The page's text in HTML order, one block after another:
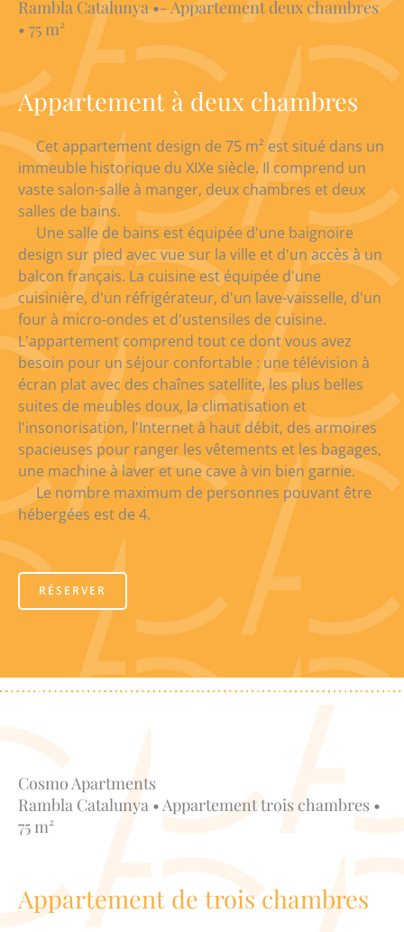
Rambla Catalunya •- Appartement deux chambres
• 75 m²
Appartement à deux chambres
Cet appartement design de 75 m² est situé dans un
immeuble historique du XIXe siècle. Il comprend un
vaste salon-salle à manger, deux chambres et deux
salles de bains.
Une salle de bains est équipée d'une baignoire
design sur pied avec vue sur la ville et d'un accès à un
balcon français. La cuisine est équipée d'une
cuisinière, d'un réfrigérateur, d'un lave-vaisselle, d'un
four à micro-ondes et d'ustensiles de cuisine.
L'appartement comprend tout ce dont vous avez
besoin pour un séjour confortable : une télévision à
écran plat avec des chaînes satellite, les plus belles
suites de meubles doux, la climatisation et
l'insonorisation, l'Internet à haut débit, des armoires
spacieuses pour ranger les vêtements et les bagages,
une machine à laver et une cave à vin bien garnie.
Le nombre maximum de personnes pouvant être
hébergées est de 4.
RÉSERVER
Cosmo Apartments
Rambla Catalunya • Appartement trois chambres •
75 m²
Appartement de trois chambres